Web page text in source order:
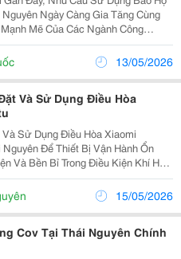
Ngày Càng Gia Tăng Cùng
Mẽ Của Các Ngành Công
Sản Xuất. Việc Lựa Chọn Đại Lý 3M
Tín Là Yếu Tố Quan Trọng Giúp
13/05/2026
Và Sử Dụng Điều Hòa
Sử Dụng Điều Hòa Xiaomi
Vận Hành Ổn
Và Bền Bỉ Trong Điều Kiện Khí Hậu
Ẩm Của Thái Nguyên, Bạn Nên
Chú Ý Các Điểm Sau: Vị Trí Lắp Đặt Dàn Nóng Nên...
15/05/2026
Cov Tại Thái Nguyên Chính